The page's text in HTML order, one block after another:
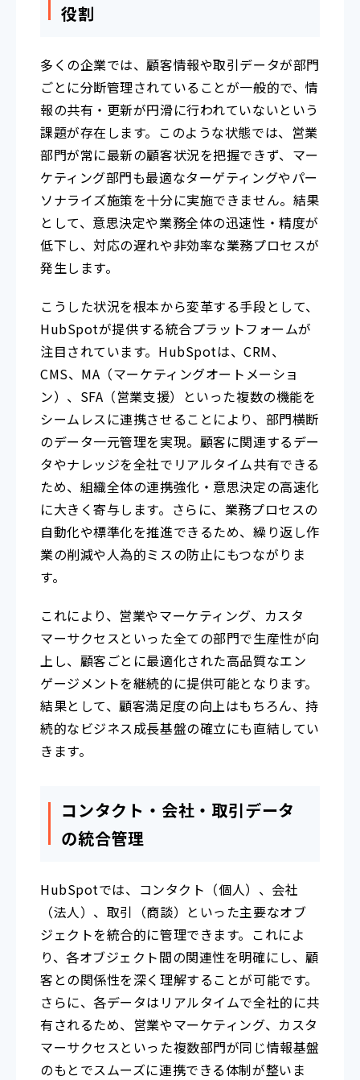
役割
多くの企業では、顧客情報や取引データが部門
ごとに分断管理されていることが一般的で、情
報の共有・更新が円滑に行われていないという
課題が存在します。このような状態では、営業
部門が常に最新の顧客状況を把握できず、マー
ケティング部門も最適なターゲティングやパー
ソナライズ施策を十分に実施できません。結果
として、意思決定や業務全体の迅速性・精度が
低下し、対応の遅れや非効率な業務プロセスが
発生します。
こうした状況を根本から変革する手段として、
HubSpotが提供する統合プラットフォームが
注目されています。HubSpotは、CRM、
CMS、MA（マーケティングオートメーショ
ン）、SFA（営業支援）といった複数の機能を
シームレスに連携させることにより、部門横断
のデータ一元管理を実現。顧客に関連するデー
タやナレッジを全社でリアルタイム共有できる
ため、組織全体の連携強化・意思決定の高速化
に大きく寄与します。さらに、業務プロセスの
自動化や標準化を推進できるため、繰り返し作
業の削減や人為的ミスの防止にもつながりま
す。
これにより、営業やマーケティング、カスタ
マーサクセスといった全ての部門で生産性が向
上し、顧客ごとに最適化された高品質なエン
ゲージメントを継続的に提供可能となります。
結果として、顧客満足度の向上はもちろん、持
続的なビジネス成長基盤の確立にも直結してい
きます。
コンタクト・会社・取引データ
の統合管理
HubSpotでは、コンタクト（個人）、会社
（法人）、取引（商談）といった主要なオブ
ジェクトを統合的に管理できます。これによ
り、各オブジェクト間の関連性を明確にし、顧
客との関係性を深く理解することが可能です。
さらに、各データはリアルタイムで全社的に共
有されるため、営業やマーケティング、カスタ
マーサクセスといった複数部門が同じ情報基盤
のもとでスムーズに連携できる体制が整いま